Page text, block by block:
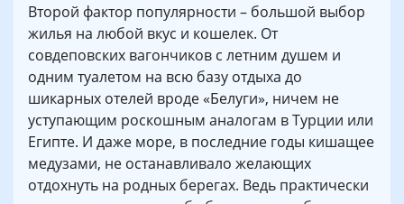
Второй фактор популярности – большой выбор
жилья на любой вкус и кошелек. От
совдеповских вагончиков с летним душем и
одним туалетом на всю базу отдыха до
шикарных отелей вроде «Белуги», ничем не
уступающим роскошным аналогам в Турции или
Египте. И даже море, в последние годы кишащее
медузами, не останавливало желающих
отдохнуть на родных берегах. Ведь практически